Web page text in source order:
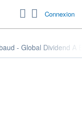
Connexion
- Global Dividend A